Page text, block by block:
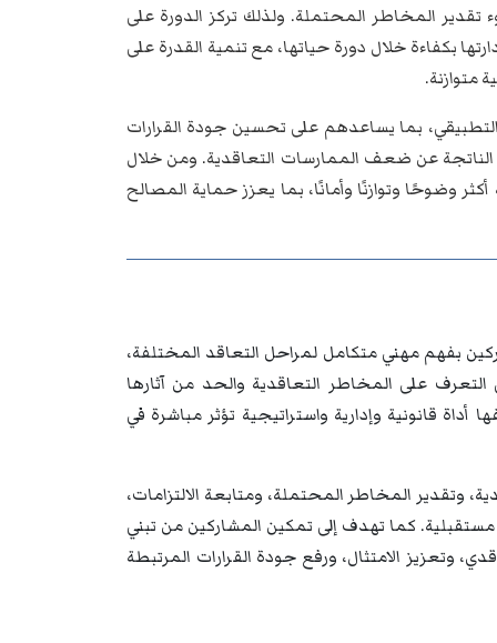
تقدير المخاطر المحتملة. ولذلك تركز الدورة على
بكفاءة خلال دورة حياتها، مع تنمية القدرة على
متوازنة.
بما يساعدهم على تحسين جودة القرارات
الناتجة عن ضعف الممارسات التعاقدية. ومن خلال
وضوحًا وتوازنًا وأمانًا، بما يعزز حماية المصالح
بفهم مهني متكامل لمراحل التعاقد المختلفة،
التعرف على المخاطر التعاقدية والحد من آثارها
قانونية وإدارية واستراتيجية تؤثر مباشرة في
وتقدير المخاطر المحتملة، ومتابعة الالتزامات،
مستقبلية. كما تهدف إلى تمكين المشاركين من تبني
وتعزيز الامتثال، ورفع جودة القرارات المرتبطة